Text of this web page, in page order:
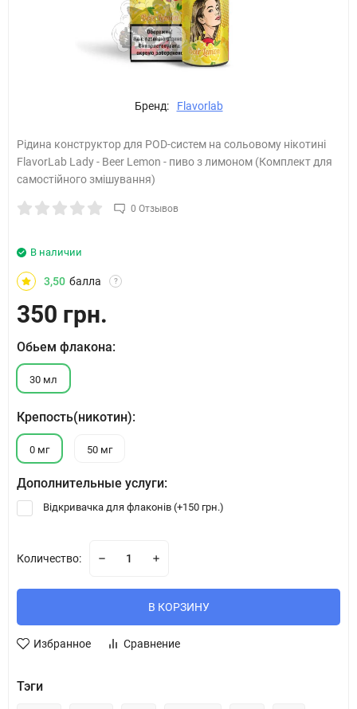
Бренд: Flavorlab
Рідина конструктор для POD-систем на сольовому нікотині
FlavorLab Lady - Beer Lemon - пиво з лимоном (Комплект для
самостійного змішування)
0 Отзывов
В наличии
3,50 балла ?
350 грн.
Обьем флакона:
30 мл
Крепость(никотин):
0 мг 50 мг
Дополнительные услуги:
Відкривачка для флаконів (+150 грн.)
Количество:
В КОРЗИНУ
Избранное Сравнение
Тэги